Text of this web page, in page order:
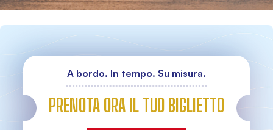
A bordo. In tempo. Su misura.
PRENOTA ORA IL TUO BIGLIETTO